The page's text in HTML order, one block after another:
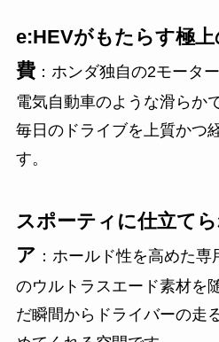
e:HEVがもたらす極
費：ホンダ独自の2モータ
電気自動車のような滑らか
毎日のドライブを上質かつ
す。
スポーティに仕立て
ア ：ホールド性を高めた
のウルトラスエード素材を
だ瞬間からドライバーの走